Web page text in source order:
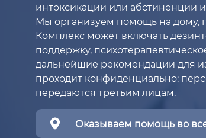
интоксикации или абстиненции
Мы организуем помощь на дому,
Комплекс может включать
поддержку,
дальнейшие рекомендации для
проходит конфиденциально:
передаются третьим лицам.
Оказываем помощь во